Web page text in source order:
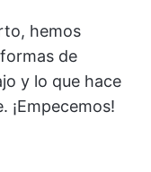
hemos
de
y lo que hace
¡Empecemos!